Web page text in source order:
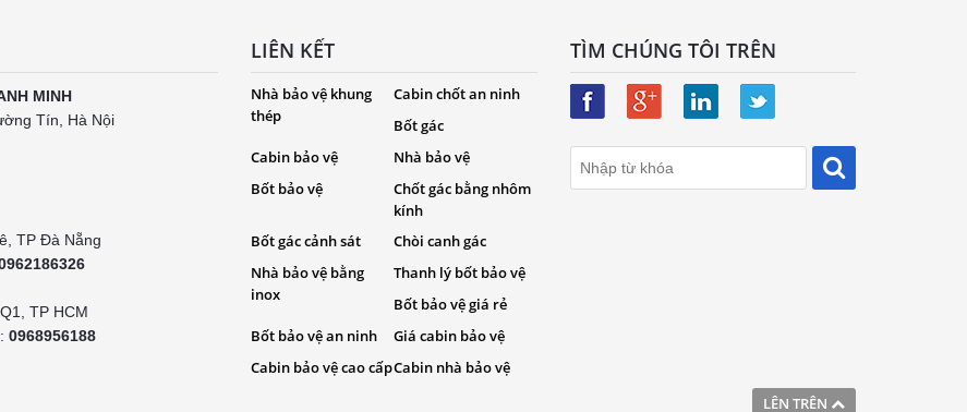
LÊN TRÊN
MINH
Tín, Hà Nội
TP Đà Nẵng
TP HCM
0968956188
LIÊN KẾT
Nhà bảo vệ khung
thép
Cabin chốt an ninh
Bốt gác
Cabin bảo vệ
Nhà bảo vệ
Bốt bảo vệ
Chốt gác bằng nhôm
kính
Bốt gác cảnh sát
Chòi canh gác
Nhà bảo vệ bằng
inox
Thanh lý bốt bảo vệ
Bốt bảo vệ giá rẻ
Bốt bảo vệ an ninh
Giá cabin bảo vệ
Cabin bảo vệ cao cấpCabin nhà bảo vệ
TÌM CHÚNG TÔI TRÊN